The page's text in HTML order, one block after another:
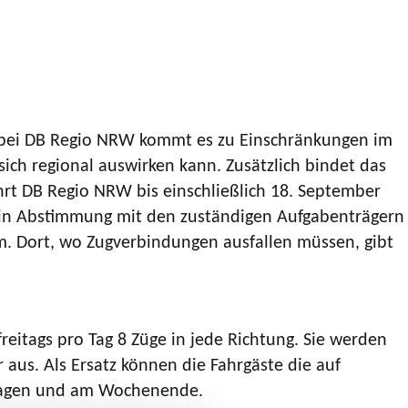
DB Regio NRW kommt es zu Einschränkungen im
regional auswirken kann. Zusätzlich bindet das
DB Regio NRW bis einschließlich 18. September
Abstimmung mit den zuständigen Aufgabenträgern
Dort, wo Zugverbindungen ausfallen müssen, gibt
pro Tag 8 Züge in jede Richtung. Sie werden
Als Ersatz können die Fahrgäste die auf
und am Wochenende.